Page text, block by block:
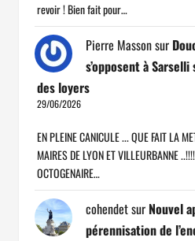
revoir ! Bien fait pour…
Pierre Massonsur
s’opposent à
des loyers
29/06/2026
EN PLEINE CANICULE ... QUE FAIT LA
MAIRES DE LYON ET VILLEURBANNE
OCTOGENAIRE…
cohendetsur Nouvel
pérennisation de